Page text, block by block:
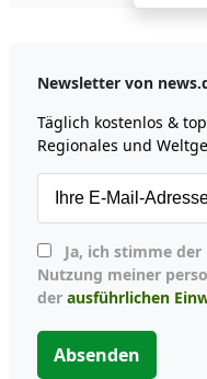
Newsletter von
Täglich kostenlos &
Regionales und
Nutzung meiner
der ausführlichen
Absenden